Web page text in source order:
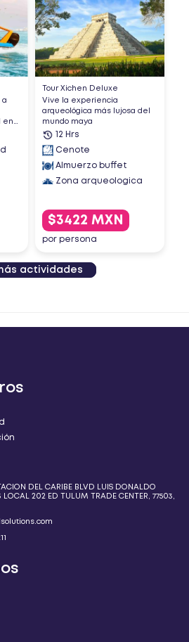
a
en
Tour Xichen Deluxe
Vive la experiencia
arqueológica más lujosa del
mundo maya
12 Hrs
Cenote
Almuerzo buffet
Zona arqueologica
$3422 MXN
por persona
actividades
DEL CARIBE BLVD LUIS DONALDO
202 ED TULUM TRADE CENTER, 77503,